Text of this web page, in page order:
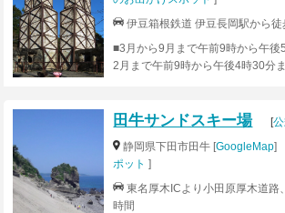
伊豆箱根鉄道 伊豆長岡駅から
■3月から9月まで午前9時から午
2月まで午前9時から午後4時30分
田牛サンドスキー場 [
静岡県下田市田牛 [GoogleMap]
ポット ]
東名厚木ICより小田原厚木道路
時間